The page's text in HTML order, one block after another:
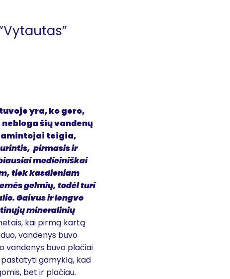
yra, ko gero,
šių vandenų
teigia,
pirmasis ir
mediciniškai
tiek kasdieniam
gelmių, todėl turi
Gaivus ir lengvo
mineralinių
kai pirmą kartą
vandenys buvo
vandenys buvo plačiai
gamyklą, kad
bet ir plačiau.